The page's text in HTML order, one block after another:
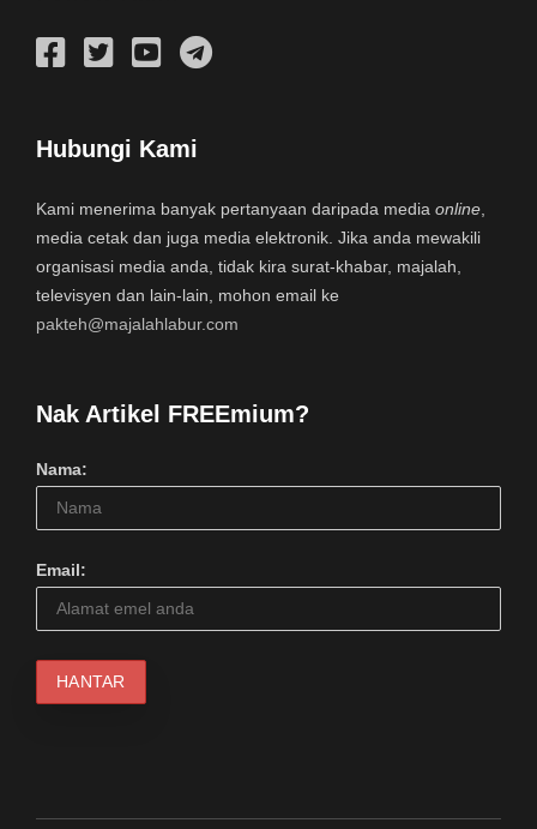
Hubungi Kami
Kami menerima banyak pertanyaan daripada media online
media cetak dan juga media elektronik. Jika anda mewakili
organisasi media anda, tidak kira surat-khabar, majalah,
televisyen dan lain-lain, mohon email ke
pakteh@majalahlabur.com
Nak Artikel FREEmium?
Nama:
Email: